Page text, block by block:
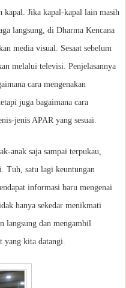
kapal. Jika kapal-kapal lain masih
langsung, di Dharma Kencana
media visual. Sesaat sebelum
melalui televisi. Penjelasannya
cara mengenakan
juga bagaimana cara
jenis APAR yang sesuai.
anak saja sampai terpukau,
Tuh, satu lagi keuntungan
informasi baru mengenai
hanya sekedar menikmati
langsung dan mengambil
kita datangi.